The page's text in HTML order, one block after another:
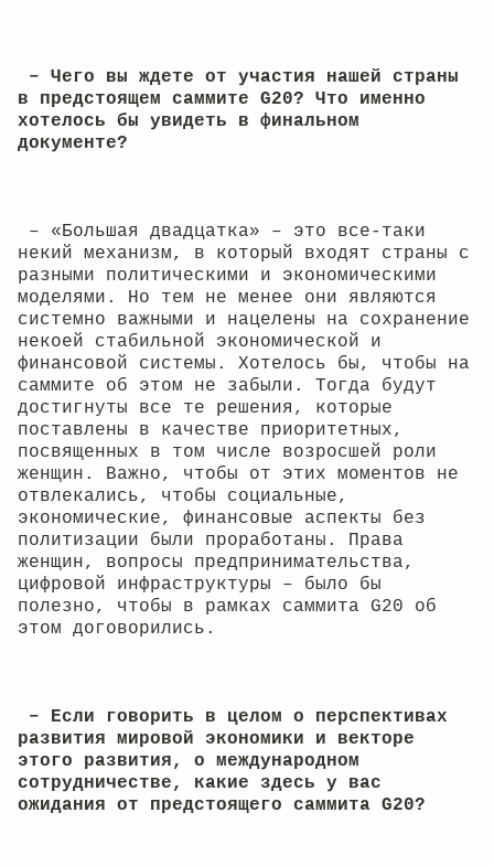
– Чего вы ждете от участия нашей страны
в предстоящем саммите G20? Что именно
хотелось бы увидеть в финальном
документе?
– «Большая двадцатка» – это все-таки
некий механизм, в который входят страны с
разными политическими и экономическими
моделями. Но тем не менее они являются
системно важными и нацелены на сохранение
некоей стабильной экономической и
финансовой системы. Хотелось бы, чтобы на
саммите об этом не забыли. Тогда будут
достигнуты все те решения, которые
поставлены в качестве приоритетных,
посвященных в том числе возросшей роли
женщин. Важно, чтобы от этих моментов не
отвлекались, чтобы социальные,
экономические, финансовые аспекты без
политизации были проработаны. Права
женщин, вопросы предпринимательства,
цифровой инфраструктуры – было бы
полезно, чтобы в рамках саммита G20 об
этом договорились.
– Если говорить в целом о перспективах
развития мировой экономики и векторе
этого развития, о международном
сотрудничестве, какие здесь у вас
ожидания от предстоящего саммита G20?